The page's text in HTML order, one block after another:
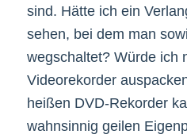
sind. Hätte ich ein
sehen, bei dem man
wegschaltet? Würde ich
Videorekorder
heißen DVD-Rekorder
wahnsinnig geilen